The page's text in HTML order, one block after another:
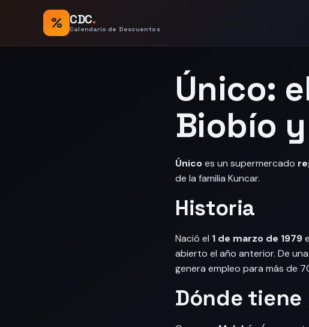
% CDC.
Calendario de Descuentos
Único:
Biobío
Únicoes un supermercado
de la familia Kuncar.
Historia
Nació el 1 de marzo de 1979
abierto el año anterior. De
genera empleo para más de
Dónde tiene